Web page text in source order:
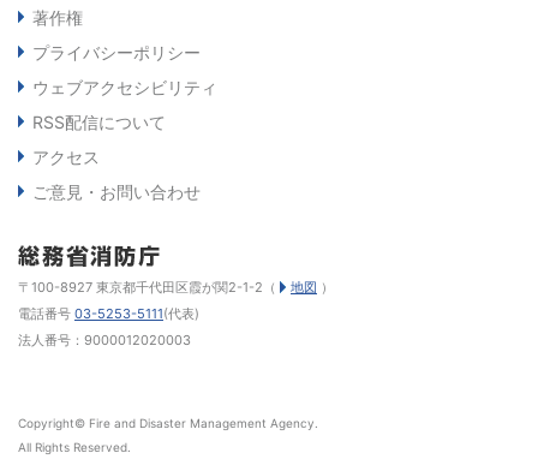
著作権
プライバシーポリシー
ウェブアクセシビリティ
RSS配信について
アクセス
ご意見・お問い合わせ
〒100-8927 東京都千代田区霞が関2-1-2（ 地図 ）
電話番号 03-5253-5111(代表)
法人番号：9000012020003
Copyright© Fire and Disaster Management Agency.
All Rights Reserved.